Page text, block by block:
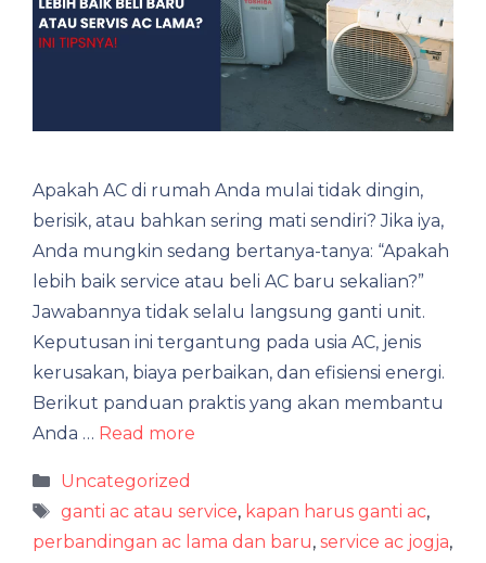
Apakah AC di rumah Anda mulai tidak dingin,
berisik, atau bahkan sering mati sendiri? Jika iya,
Anda mungkin sedang bertanya-tanya: “Apakah
lebih baik service atau beli AC baru sekalian?”
Jawabannya tidak selalu langsung ganti unit.
Keputusan ini tergantung pada usia AC, jenis
kerusakan, biaya perbaikan, dan efisiensi energi.
Berikut panduan praktis yang akan membantu
Anda … Read more
Categories
Uncategorized
Tags
ganti ac atau service, kapan harus ganti ac,
perbandingan ac lama dan baru, service ac jogja,